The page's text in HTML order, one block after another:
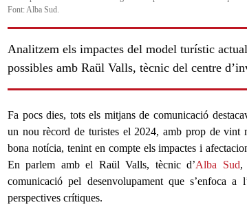
Font: Alba Sud.
Analitzem els impactes del model turístic
possibles amb Raül Valls, tècnic del centre
Fa pocs dies, tots els mitjans de comunicació
un nou rècord de turistesel 2024, amb prop devint
bona notícia, tenint en compte elsimpactes i
En parlem amb el Raül Valls, tècnic d’Alba Sud,
comunicació pel desenvolupament que s’enfoca a
perspectives crítiques.